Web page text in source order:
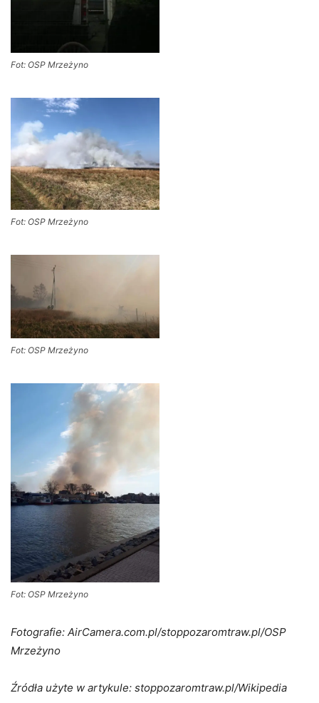
Fot: OSP Mrzeżyno
Fot: OSP Mrzeżyno
Fot: OSP Mrzeżyno
Fot: OSP Mrzeżyno
Fotografie: AirCamera.com.pl/stoppozaromtraw.pl/OSP
Mrzeżyno
Źródła użyte w artykule: stoppozaromtraw.pl/Wikipedia